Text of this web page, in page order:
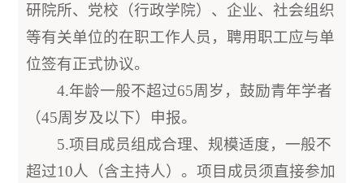
研院所、党校（行政学院）、企业、社会组织
等有关单位的在职工作人员，聘用职工应与单
位签有正式协议。
4.年龄一般不超过65周岁，鼓励青年学者
（45周岁及以下）申报。
5.项目成员组成合理、规模适度，一般不
超过10人（含主持人）。项目成员须直接参加